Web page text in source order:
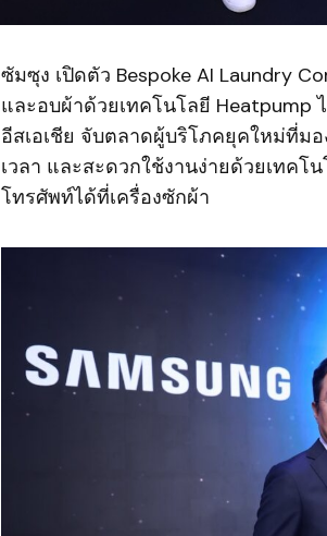
ซัมซุง เปิดตัว Bespoke AI Laundry
และอบผ้าด้วยเทคโนโลยี Heatpump
อีสเอเชีย จับตลาดผู้บริโภคยุคใหม่ที่ม
เวลา และสะดวกใช้งานง่ายด้วยเทค
โทรศัพท์ได้ที่เครื่องซักผ้า